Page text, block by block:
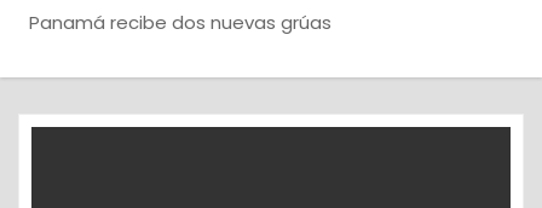
o
Panamá recibe dos nuevas grúas